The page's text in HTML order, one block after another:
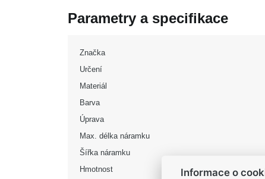
Parametry a specifikace
Značka
Určení
Materiál
Barva
Úprava
Max. délka náramku
Šířka náramku
Hmotnost
Informace o